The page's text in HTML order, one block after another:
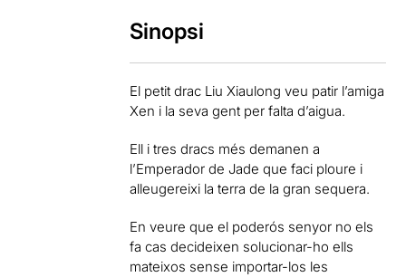
Sinopsi
El petit drac Liu Xiaulong veu patir l’amiga
Xen i la seva gent per falta d’aigua.
Ell i tres dracs més demanen a
l’Emperador de Jade que faci ploure i
alleugereixi la terra de la gran sequera.
En veure que el poderós senyor no els
fa cas decideixen solucionar-ho ells
mateixos sense importar-los les